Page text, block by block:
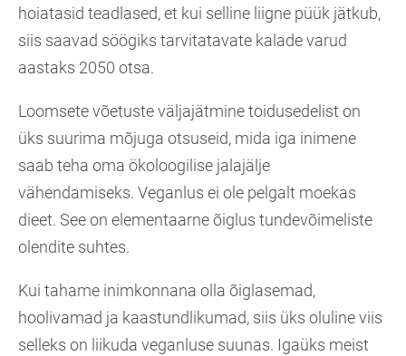
hoiatasid teadlased, et kui selline liigne püük jätkub,
siis saavad söögiks tarvitatavate kalade varud
aastaks 2050 otsa.
Loomsete võetuste väljajätmine toidusedelist on
üks suurima mõjuga otsuseid, mida iga inimene
saab teha oma ökoloogilise jalajälje
vähendamiseks. Veganlus ei ole pelgalt moekas
dieet. See on elementaarne õiglus tundevõimeliste
olendite suhtes.
Kui tahame inimkonnana olla õiglasemad,
hoolivamad ja kaastundlikumad, siis üks oluline viis
selleks on liikuda veganluse suunas. Igaüks meist